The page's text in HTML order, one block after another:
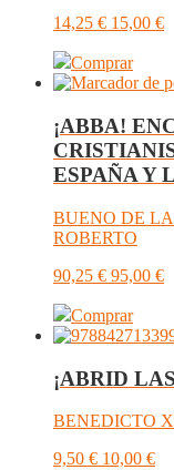
14,25 € 15,00 €
Comprar
¡ABBA!
ESPAÑA Y
BUENO DE
ROBERTO
90,25 € 95,00 €
Comprar
¡ABRID
BENEDICTO
9,50 € 10,00 €